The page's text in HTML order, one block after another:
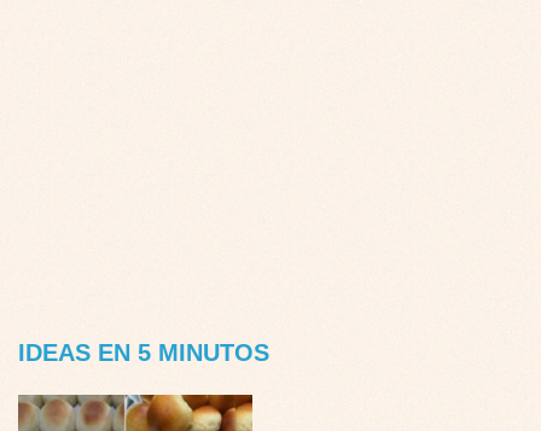
IDEAS EN 5 MINUTOS